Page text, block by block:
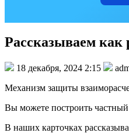
Рассказываем как
18 декабря, 2024 2:15
Механизм защиты
Вы можете построить
В наших карточках